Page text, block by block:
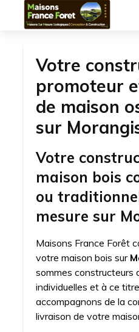
Votre
promoteur
de maison
sur
Votre
maison bois
ou
mesure sur
Maisons France Forêt
votre maison bois sur
sommes constructeurs
individuelles et à ce
accompagnons de la
livraison de votre